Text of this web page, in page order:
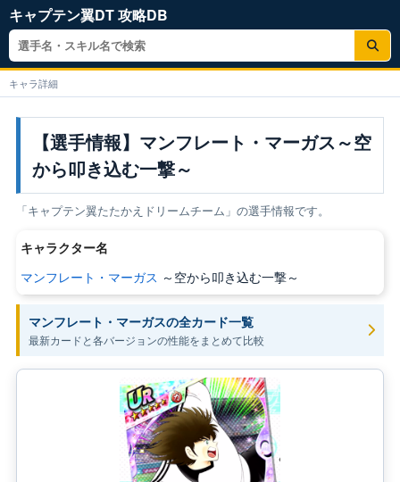
サ
イ
ト
内
キャラ詳細
【選手情報】マンフレート・マーガス～空
から叩き込む一撃～
「キャプテン翼たたかえドリームチーム」の選手情報です。
キャラクター名
マンフレート・マーガス ～空から叩き込む一撃～
マンフレート・マーガスの全カード一覧
最新カードと各バージョンの性能をまとめて比較